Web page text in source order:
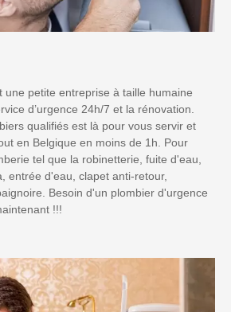
une petite entreprise à taille humaine
d’urgence 24h/7 et la rénovation.
qualifiés est là pour vous servir et
en Belgique en moins de 1h. Pour
tel que la robinetterie, fuite d'eau,
entrée d'eau, clapet anti-retour,
Besoin d'un plombier d'urgence
!!!